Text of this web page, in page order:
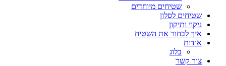
שטיחים מיוחדים
שטיחים לסלון
ניקוי ותיקון
איך לבחור את השטיח
אודות
בלוג
צור קשר